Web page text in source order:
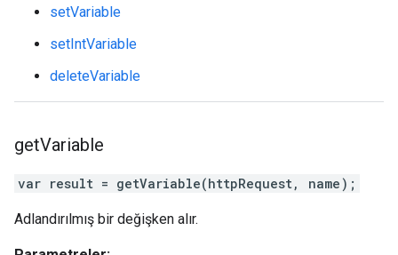
setVariable
setIntVariable
deleteVariable
getVariable
var result = getVariable(httpRequest, name);
Adlandırılmış bir değişken alır.